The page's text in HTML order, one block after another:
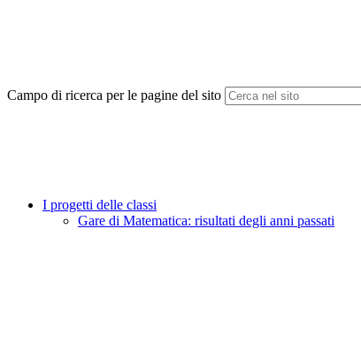
Campo di ricerca per le pagine del sito
I progetti delle classi
Gare di Matematica: risultati degli anni passati